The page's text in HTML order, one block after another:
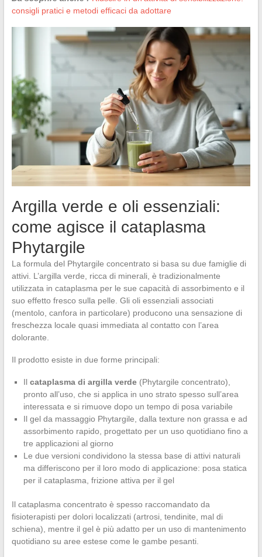
consigli pratici e metodi efficaci da adottare
Argilla verde e oli essenziali:
come agisce il cataplasma
Phytargile
La formula del Phytargile concentrato si basa su due famiglie di
attivi. L’argilla verde, ricca di minerali, è tradizionalmente
utilizzata in cataplasma per le sue capacità di assorbimento e il
suo effetto fresco sulla pelle. Gli oli essenziali associati
(mentolo, canfora in particolare) producono una sensazione di
freschezza locale quasi immediata al contatto con l’area
dolorante.
Il prodotto esiste in due forme principali:
Il cataplasma di argilla verde(Phytargile concentrato),
pronto all’uso, che si applica in uno strato spesso sull’area
interessata e si rimuove dopo un tempo di posa variabile
Il gel da massaggio Phytargile, dalla texture non grassa e ad
assorbimento rapido, progettato per un uso quotidiano fino a
tre applicazioni al giorno
Le due versioni condividono la stessa base di attivi naturali
ma differiscono per il loro modo di applicazione: posa statica
per il cataplasma, frizione attiva per il gel
Il cataplasma concentrato è spesso raccomandato da
fisioterapisti per dolori localizzati (artrosi, tendinite, mal di
schiena), mentre il gel è più adatto per un uso di mantenimento
quotidiano su aree estese come le gambe pesanti.